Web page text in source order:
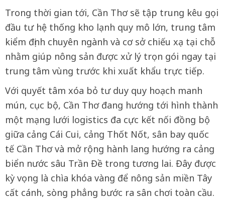
Trong thời gian tới, Cần Thơ sẽ tập trung kêu gọi
đầu tư hệ thống kho lạnh quy mô lớn, trung tâm
kiểm định chuyên ngành và cơ sở chiếu xạ tại chỗ
nhằm giúp nông sản được xử lý trọn gói ngay tại
trung tâm vùng trước khi xuất khẩu trực tiếp.
Với quyết tâm xóa bỏ tư duy quy hoạch manh
mún, cục bộ, Cần Thơ đang hướng tới hình thành
một mạng lưới logistics đa cực kết nối đồng bộ
giữa cảng Cái Cui, cảng Thốt Nốt, sân bay quốc
tế Cần Thơ và mở rộng hành lang hướng ra cảng
biển nước sâu Trần Đề trong tương lai. Đây được
kỳ vọng là chìa khóa vàng để nông sản miền Tây
cất cánh, sòng phẳng bước ra sân chơi toàn cầu.